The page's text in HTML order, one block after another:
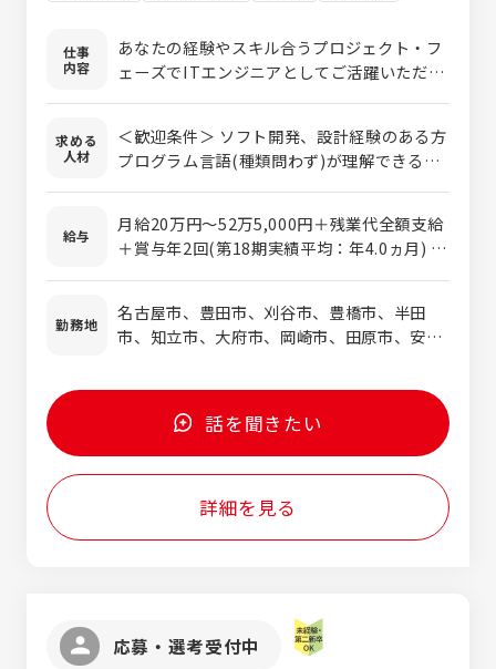
仕事
内容
あなたの経験やスキル合うプロジェクト・フ
ェーズでITエンジニアとしてご活躍いただき
すエンジニア像を実現するために、最適なプ
ロジェクトを一緒に選んでいきます。会社都
合の提案は行いませんので、ご安心くださ
い。 ≪プロジェクトについて≫ 誰もが知っ
ているような大手・有名企業のプロジェクト
がほとんどです。長期的なプロジェクトが多
増加中です。 ■■■プロジェクト例■■■
【Web系システム開発】 ◎Webアプリソフト
プリ開発 ◎AWSサービスの設計／構築経験
【業務系システム開発】 ◎生産管理、販売管理
等の業務系システム開発 ◎金融情報サービス
向けシステム業務の開発、テスト、運用 ◎自
ウェア開発】 ◎車載、AV機器等の組込ソフト
開発～評価 ◎ストレージ開発 ◎半導体関連
の設計、構築、保守 ◎サーバー／ネットワー
ク設計・構築～運用保守 ◎システム構築
求める
人材
＜歓迎条件＞ ソフト開発、設計経験のある方
プログラム言語(種類問わず)が理解できる方
サーバー、データベースに興味がある方 ◎情
報系を専攻して卒業したが、技術職で業務を
するチャンスがなかった方 ◎以前ソフト開発
業務をしていたが、今はブランクがある方 ◎
現状の雇用形態に不安があり、経験・実力を
給与
月給20万円～52万5,000円＋残業代全額支給
＋賞与年2回(第18期実績平均：年4.0ヵ月) ※
生、給与に変わりはありません) 《実際の給与
例》 ■年収410万円／20代 ※月給、各種手
給、各種手当、賞与含む ■年収657万円／40
代 ※月給、各種手当、賞与含む ■年収760
勤務地
名古屋市、豊田市、刈谷市、豊橋市、半田
市、知立市、大府市、岡崎市、田原市、安城
話を聞きたい
詳細を見る
応募・選考受付中